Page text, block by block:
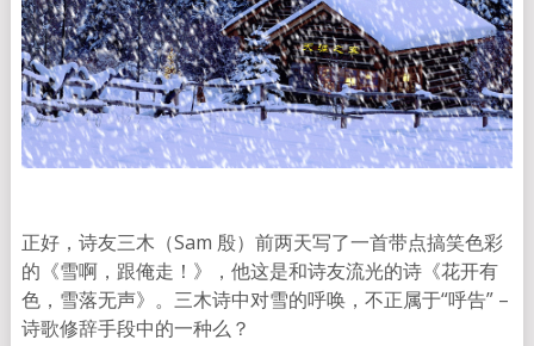
正好，诗友三木（Sam 殷）前两天写了一首带点搞笑色彩
的《雪啊，跟俺走！》，他这是和诗友流光的诗《花开有
色，雪落无声》。三木诗中对雪的呼唤，不正属于“呼告” –
诗歌修辞手段中的一种么？